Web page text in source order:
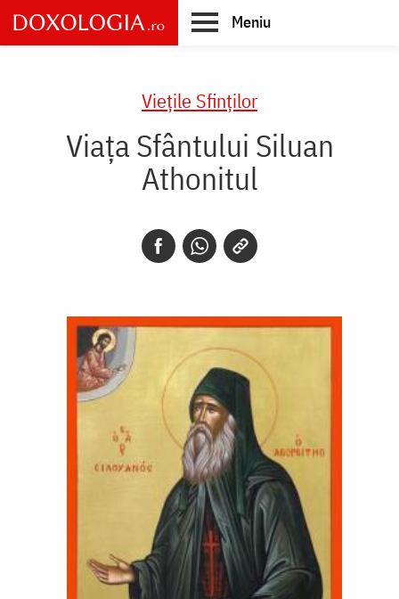
Skip
to
main
Meniu
Vieţile Sfinţilor
Viața Sfântului Siluan
Athonitul